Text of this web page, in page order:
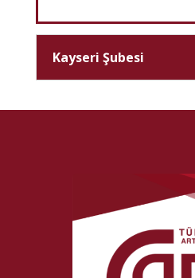
Kayseri Şubesi